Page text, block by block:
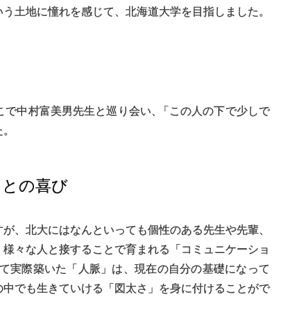
土地に憧れを感じて、北海道大学を目指しました。
中村富美男先生と巡り会い、
「この人の下で少しで
の喜び
、北大にはなんといっても個性のある先生や先輩、
々な人と接することで育まれる「コミュニケーショ
実際築いた「人脈」は、現在の自分の基礎になって
でも生きていける「図太さ」を身に付けることがで